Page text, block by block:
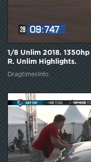
1/8 Unlim 2018. 1350hp
R. Unlim Highlights.
DragtimesInfo